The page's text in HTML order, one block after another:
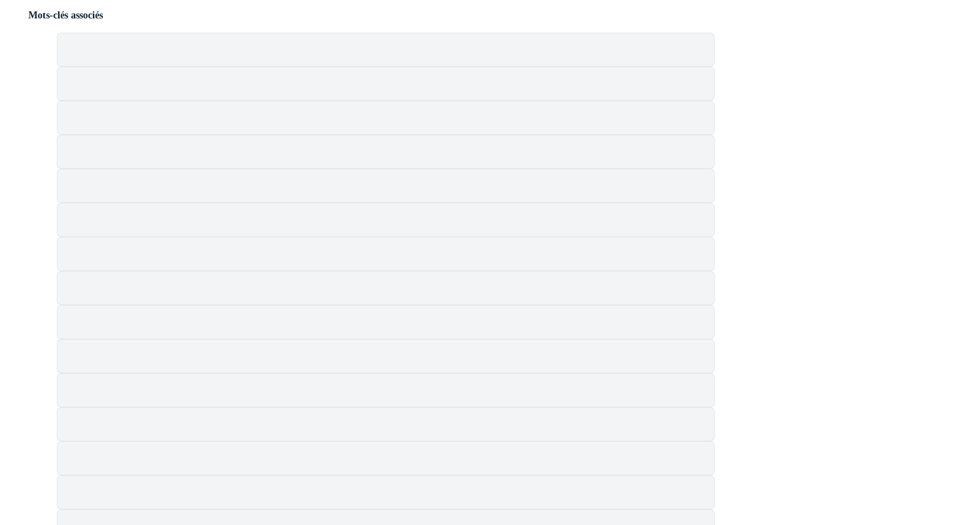
Mots-clés associés